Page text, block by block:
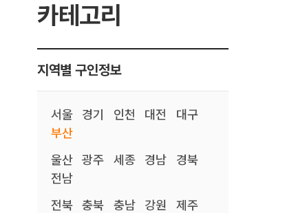
카테고리
지역별 구인정보
서울 경기 인천 대전
대구
부산
울산
광주 세종 경남
경북
전남
전북
충북 충남 강원 제주